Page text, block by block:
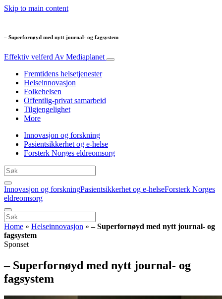
Skip to main content
– Superfornøyd med nytt journal- og fagsystem
Effektiv velferd Av Mediaplanet
Fremtidens helsetjenester
Helseinnovasjon
Folkehelsen
Offentlig-privat samarbeid
Tilgjengelighet
More
Innovasjon og forskning
Pasientsikkerhet og e-helse
Forsterk Norges eldreomsorg
Innovasjon og forskningPasientsikkerhet og e-helseForsterk Norges
eldreomsorg
Home » Helseinnovasjon »– Superfornøyd med nytt journal- og
fagsystem
Sponset
– Superfornøyd med nytt journal- og
fagsystem